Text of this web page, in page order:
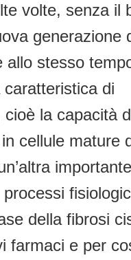
volte, senza il
generazione
allo stesso
di
cioè la capacità
cellule mature
della fibrosi
farmaci e per